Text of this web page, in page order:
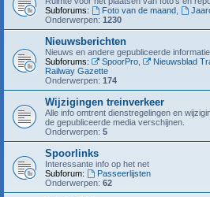
Subforums:
Foto van de maand,
Onderwerpen: 1230
Nieuwsberichten
Nieuws en andere gepubliceerde informatie
Subforums:
SpoorPro, Nieuwsblad
Railway Gazette
Onderwerpen: 174
Wijzigingen treinverkeer
Alle info omtrent dienstregelingen en
de gepubliceerde media verschijnen.
Onderwerpen: 5
Spoorlinks
Interessante info op het net
Subforum:
Passeerlijsten
Onderwerpen: 62